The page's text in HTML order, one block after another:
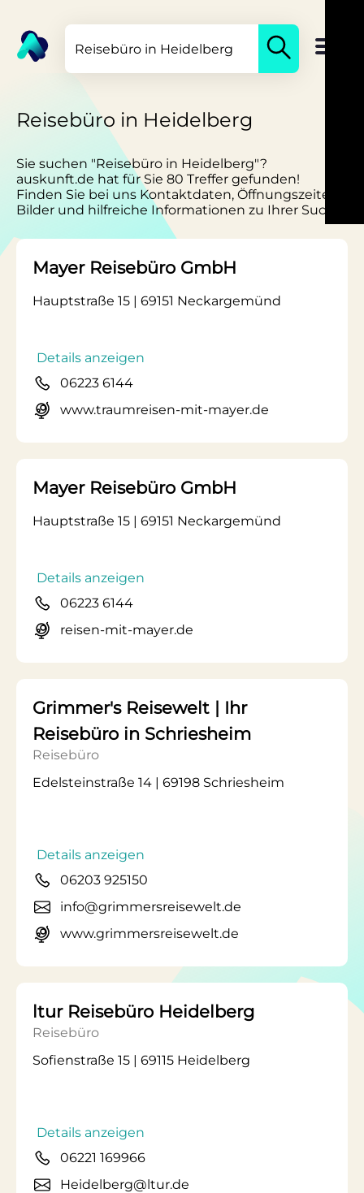
Reisebüro in Heidelberg
Sie suchen "Reisebüro in Heidelberg"?
auskunft.de hat für Sie 80 Treffer gefunden!
Finden Sie bei uns Kontaktdaten, Öffnungszeiten,
Bilder und hilfreiche Informationen zu Ihrer Suche.
Mayer Reisebüro GmbH
Hauptstraße 15 | 69151 Neckargemünd
Details anzeigen
06223 6144
www.traumreisen-mit-mayer.de
Mayer Reisebüro GmbH
Hauptstraße 15 | 69151 Neckargemünd
Details anzeigen
06223 6144
reisen-mit-mayer.de
Grimmer's Reisewelt | Ihr
Reisebüro in Schriesheim
Reisebüro
Edelsteinstraße 14 | 69198 Schriesheim
Details anzeigen
06203 925150
info@grimmersreisewelt.de
www.grimmersreisewelt.de
ltur Reisebüro Heidelberg
Reisebüro
Sofienstraße 15 | 69115 Heidelberg
Details anzeigen
06221 169966
Heidelberg@ltur.de